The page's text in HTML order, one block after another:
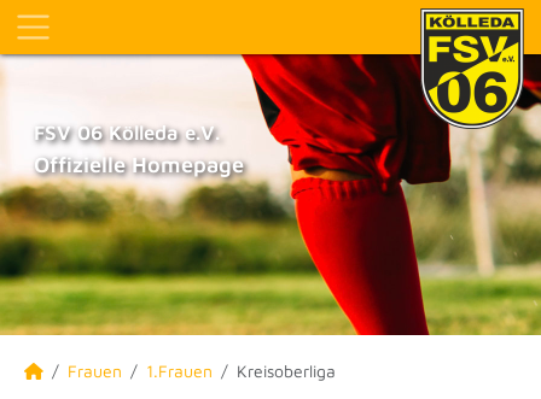
FSV 06 Kölleda e.V.
Offizielle Homepage
Frauen 1.Frauen Kreisoberliga